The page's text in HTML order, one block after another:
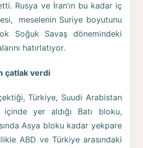
Rusya ve İran’ın bu kadar iç
meselenin Suriye boyutunu
Soğuk Savaş dönemindeki
hatırlatıyor.
çatlak verdi
çektiği, Türkiye, Suudi Arabistan
içinde yer aldığı Batı bloku,
Asya bloku kadar yekpare
ABD ve Türkiye arasındaki